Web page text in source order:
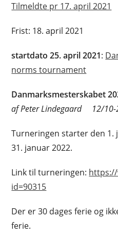
Tilmeldte pr 17. april 2021
Frist: 18. april 2021
startdato 25. april 2021:
norms tournament
Danmarksmesterskabet
af Peter Lindegaard 12/10-
Turneringen starter den 1.
31. januar 2022.
Link til turneringen:
id=90315
Der er 30 dages ferie og
ferie.